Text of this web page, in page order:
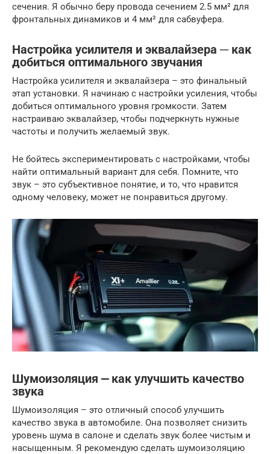
сечения. Я обычно беру провода сечением 2.5 мм² для
фронтальных динамиков и 4 мм² для сабвуфера.
Настройка усилителя и эквалайзера ─ как
добиться оптимального звучания
Настройка усилителя и эквалайзера – это финальный
этап установки. Я начинаю с настройки усиления, чтобы
добиться оптимального уровня громкости. Затем
настраиваю эквалайзер, чтобы подчеркнуть нужные
частоты и получить желаемый звук.
Не бойтесь экспериментировать с настройками, чтобы
найти оптимальный вариант для себя. Помните, что
звук – это субъективное понятие, и то, что нравится
одному человеку, может не понравиться другому.
Шумоизоляция ⎼ как улучшить качество
звука
Шумоизоляция – это отличный способ улучшить
качество звука в автомобиле. Она позволяет снизить
уровень шума в салоне и сделать звук более чистым и
насыщенным. Я рекомендую сделать шумоизоляцию